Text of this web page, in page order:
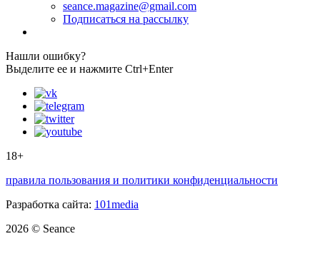
seance.magazine@gmail.com
Подписаться на рассылку
Нашли ошибку?
Выделите ее и нажмите Ctrl+Enter
18+
правила пользования и политики конфиденциальности
Разработка сайта: 101media
2026 © Seance